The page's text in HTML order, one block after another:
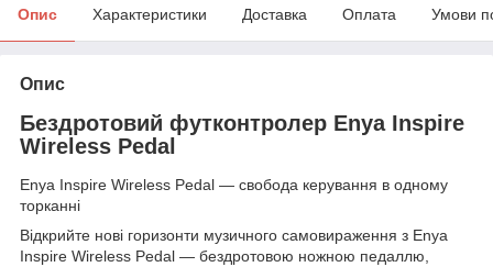
Опис Характеристики Доставка Оплата Умови
Опис
Бездротовий футконтролер Enya Inspire
Wireless Pedal
Enya Inspire Wireless Pedal — свобода керування в одному
торканні
Відкрийте нові горизонти музичного самовираження з Enya
Inspire Wireless Pedal — бездротовою ножною педаллю,